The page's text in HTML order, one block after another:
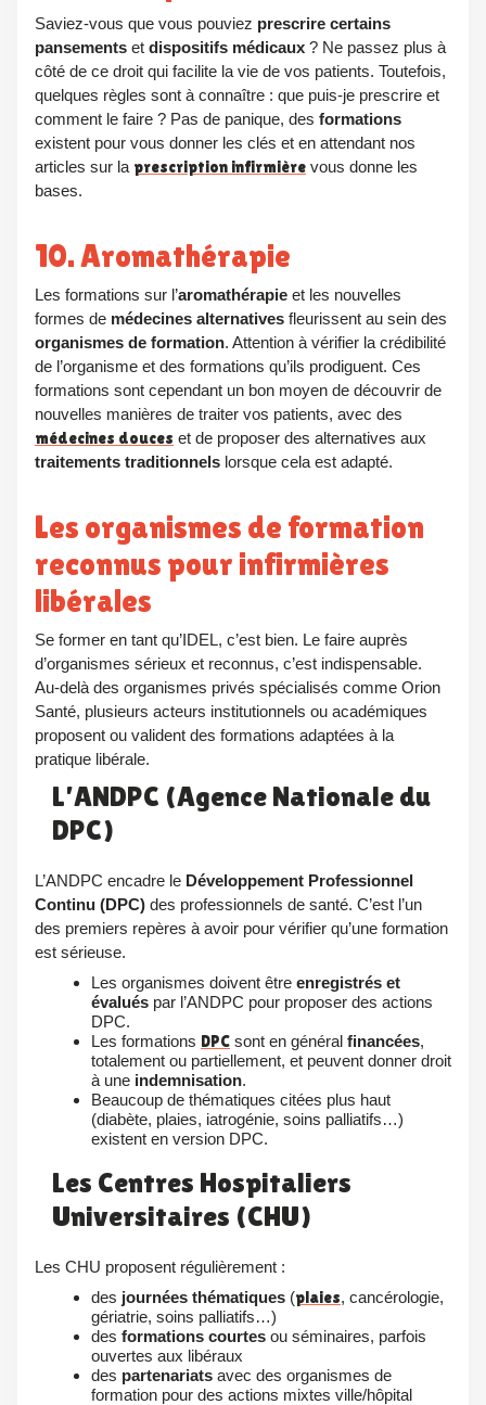
Saviez-vous que vous pouviez prescrire certains
pansements et dispositifs médicaux ? Ne passez plus à
côté de ce droit qui facilite la vie de vos patients. Toutefois,
quelques règles sont à connaître : que puis-je prescrire et
comment le faire ? Pas de panique, des formations
existent pour vous donner les clés et en attendant nos
articles sur la prescription infirmière vous donne les
bases.
10. Aromathérapie
Les formations sur l’aromathérapie et les nouvelles
formes de médecines alternatives fleurissent au sein des
organismes de formation. Attention à vérifier la crédibilité
de l’organisme et des formations qu’ils prodiguent. Ces
formations sont cependant un bon moyen de découvrir de
nouvelles manières de traiter vos patients, avec des
médecines douces et de proposer des alternatives aux
traitements traditionnels lorsque cela est adapté.
Les organismes de formation
reconnus pour infirmières
libérales
Se former en tant qu’IDEL, c’est bien. Le faire auprès
d’organismes sérieux et reconnus, c’est indispensable.
Au‑delà des organismes privés spécialisés comme Orion
Santé, plusieurs acteurs institutionnels ou académiques
proposent ou valident des formations adaptées à la
pratique libérale.
L’ANDPC (Agence Nationale du
DPC)
L’ANDPC encadre le Développement Professionnel
Continu (DPC) des professionnels de santé. C’est l’un
des premiers repères à avoir pour vérifier qu’une formation
est sérieuse.
Les organismes doivent être enregistrés et
évalués par l’ANDPC pour proposer des actions
DPC.
Les formations DPC sont en général financées,
totalement ou partiellement, et peuvent donner droit
à une indemnisation.
Beaucoup de thématiques citées plus haut
(diabète, plaies, iatrogénie, soins palliatifs…)
existent en version DPC.
Les Centres Hospitaliers
Universitaires (CHU)
Les CHU proposent régulièrement :
des journées thématiques (plaies, cancérologie,
gériatrie, soins palliatifs…)
des formations courtes ou séminaires, parfois
ouvertes aux libéraux
des partenariats avec des organismes de
formation pour des actions mixtes ville/hôpital